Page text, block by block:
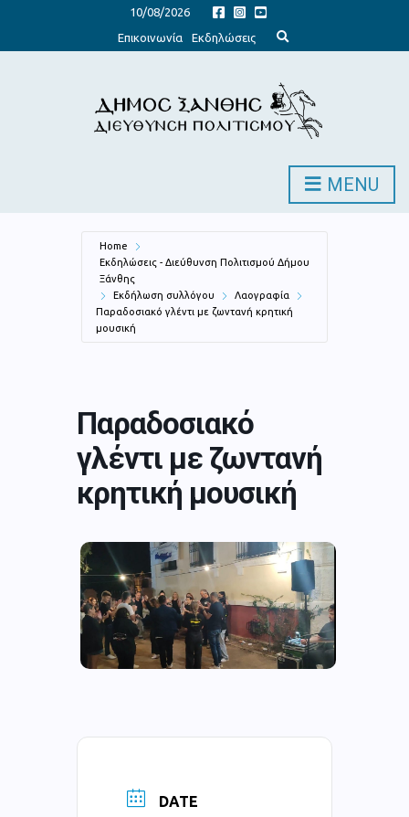
10/08/2026
Επικοινωνία
Εκδηλώσεις
x
d
s
e
c
o
MENU
Home
Εκδηλώσεις - Διεύθυνση Πολιτισμού Δήμου
Ξάνθης
Εκδήλωση συλλόγου
Λαογραφία
Παραδοσιακό γλέντι με ζωντανή κρητική
μουσική
Παραδοσιακό
γλέντι με ζωντανή
κρητική μουσική
DATE